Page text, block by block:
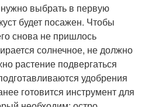
выбрать в первую
будет посажен. Чтобы
снова не пришлось
солнечное, не должно
растение подвергаться
удобрения
готовится инструмент для